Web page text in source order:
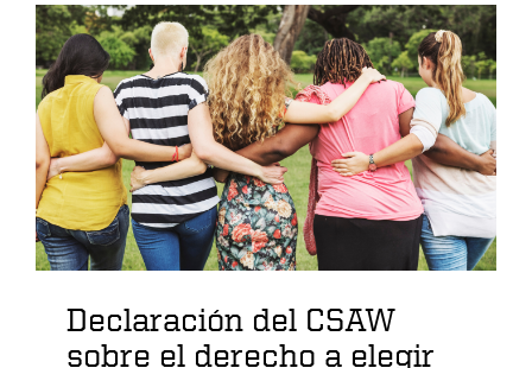
Declaración del CSAW
sobre el derecho a elegir